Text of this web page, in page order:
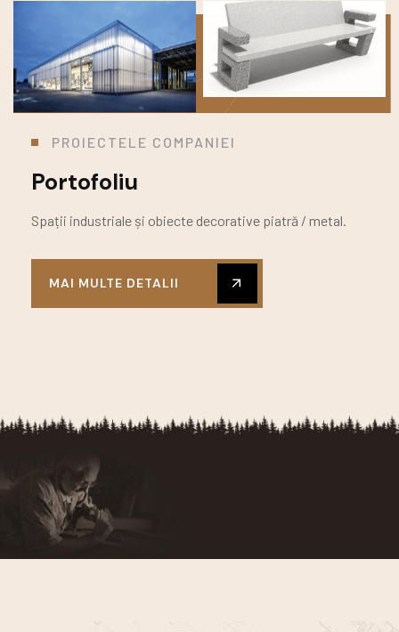
PROIECTELE COMPANIEI
Portofoliu
Spații industriale și obiecte decorative piatră / metal.
MAI MULTE DETALII